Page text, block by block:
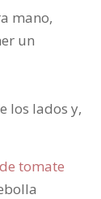
mano,
un
los lados y,
tomate